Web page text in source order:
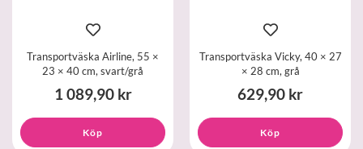
Transportväska Airline, 55 ×
23 × 40 cm, svart/grå
1 089,90 kr
Köp
Transportväska Vicky, 40 × 27
× 28 cm, grå
629,90 kr
Köp